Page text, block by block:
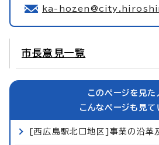
ka-
市長意見一覧
このページを見た
こんなページも見て
[西広島駅北口地区]事業の沿革